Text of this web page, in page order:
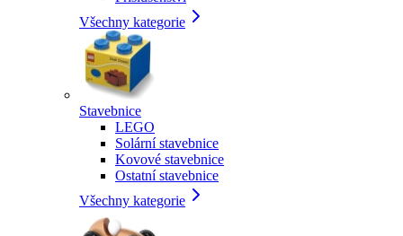
Všechny kategorie
Stavebnice
LEGO
Solární stavebnice
Kovové stavebnice
Ostatní stavebnice
Všechny kategorie